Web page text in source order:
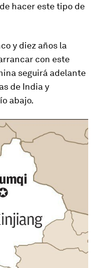
hacer este tipo de
y diez años la
con este
seguirá adelante
de India y
abajo.